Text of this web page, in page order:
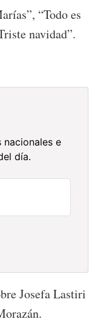
“Todo es
navidad”.
nacionales e
día.
Josefa Lastiri